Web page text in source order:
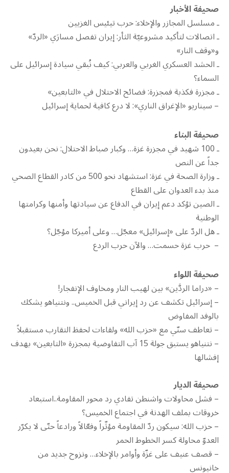
صحيفة الأخبار
ـ مسلسل المجازر والإخلاء: حرب تيئيس الغزيين
ـ اتصالات لتأكيد مشروعيّة الثأر: إيران تفصل مسارَي «الردّ»
و«وقف النار»
ـ الحشد العسكري الغربي والعربي: كيف نُبقي سيادة إسرائيل على
السماء؟
ـ مجزرة فكذبة فمجزرة: فضائح الاحتلال في «التابعين»
– سيناريو «الإغراق الناري»: لا درع كافية لحماية إسرائيل
صحيفة البناء
ـ 100 شهيد في مجزرة غزة… وكبار ضباط الاحتلال: نحن بعيدون
جداً عن النص
ـ وزارة الصحة في غزة: استشهاد نحو 500 من كادر القطاع الصحي
منذ بدء العدوان على القطاع
ـ الصين تؤكد دعم إيران في الدفاع عن سيادتها وأمنها وكرامتها
الوطنية
ـ هل الردّ على «إسرائيل» معجّل… وعلى أميركا مؤجّل؟
– حرب غزة حسمت… والآن حرب الردع
صحيفة اللواء
– «دراما الردَّين» بين لهيب النار ومخاوف الإنفجار!
– إسرائيل تكشف عن رد إيراني قبل الخميس.. ونتنياهو يشكك
بالوفد المفاوض
– تعاطف سنّي مع «حزب الله» ولقاءات لحفظ التقارب مستقبلاً
– نتنياهو يستبق جولة 15 آب التفاوضية بمجزرة «التابعين» بهدف
إفشالها
صحيفة الديار
– فشل محاولات واشنطن تفادي رد محور المقاومة..استبعاد
خروقات بملف الهدنة في اجتماع الخميس؟
– حزب الله: سيكون ردّ المقاومة مؤثّراً وفعّالاً ورادعاً حتّى لا يكرّر
العدوّ محاولة كسر الخطوط الحمر
– قصف عنيف على غزّة وأوامر بالإخلاء… ونزوح جديد من
خانيونس